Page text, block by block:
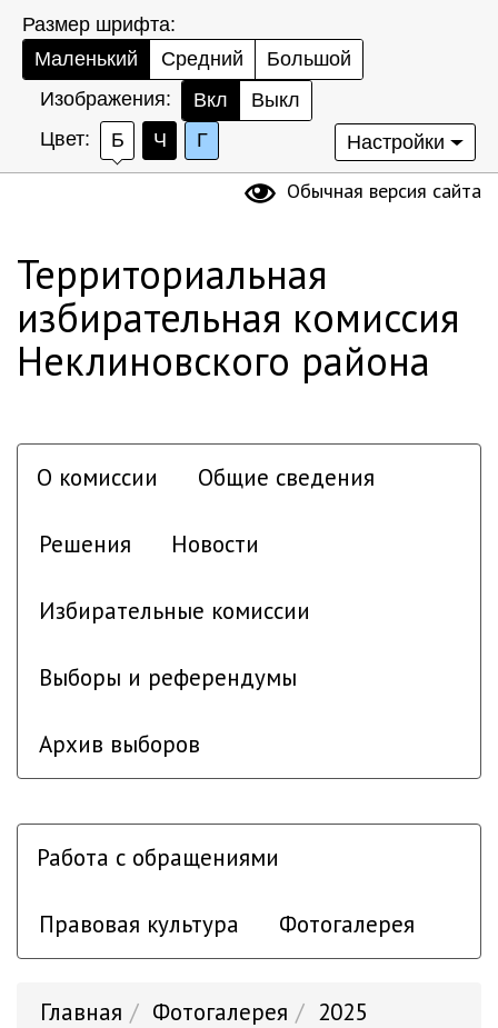
Размер шрифта:
Маленький
Средний
Большой
Изображения:
Вкл
Выкл
Цвет:
Б Ч Г Настройки
Обычная версия сайта
Территориальная
избирательная комиссия
Неклиновского района
О комиссии Общие сведения
Решения Новости
Избирательные комиссии
Выборы и референдумы
Архив выборов
Работа с обращениями
Правовая культура Фотогалерея
Главная Фотогалерея 2025